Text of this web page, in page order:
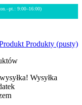
9:00–16:00)
Produkty (pusty)
Wysyłka